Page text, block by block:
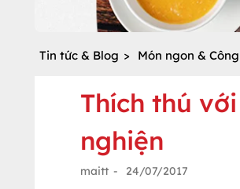
Tin tức & Blog > Món ngon &
Thích thú
nghiện
maitt - 24/07/2017